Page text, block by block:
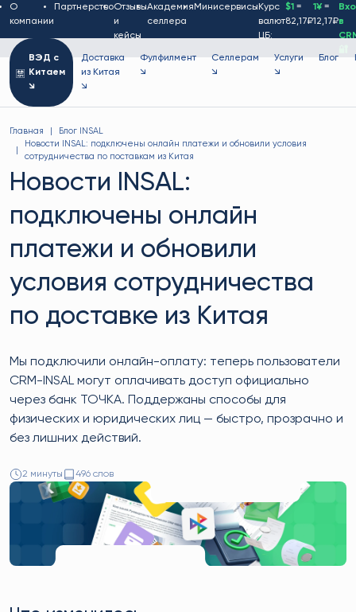
О
компании
ПартнерствоОтзывы
и
кейсы
Академия
селлера
Минисервисы Курс
валют
ЦБ:
$1 =
82,17₽
1¥=
12,17₽в
ВЭД с
Китаем
↘
Доставка
из Китая
↘
Фулфилмент
↘
Селлерам
↘
Услуги
↘
Блог
Главная
Блог INSAL
Новости INSAL: подключены онлайн платежи и обновили условия
сотрудничества по поставкам из Китая
Новости INSAL:
подключены онлайн
платежи и обновили
условия сотрудничества
по доставке из Китая
Мы подключили онлайн-оплату: теперь пользователи
CRM-INSAL могут оплачивать доступ официально
через банк ТОЧКА. Поддержаны способы для
физических и юридических лиц — быстро, прозрачно и
без лишних действий.
2 минуты 496 слов